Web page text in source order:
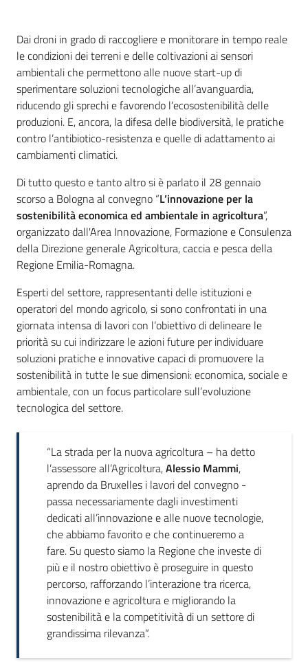
Leggi atti bandi
Piani programmi
progetti
Introduzione
Dai droni in grado di raccogliere e monitorare in tempo reale
le condizioni dei terreni e delle coltivazioni ai sensori
ambientali che permettono alle nuove start-up di
sperimentare soluzioni tecnologiche all’avanguardia,
riducendo gli sprechi e favorendo l’ecosostenibilità delle
produzioni. E, ancora, la difesa delle biodiversità, le pratiche
contro l’antibiotico-resistenza e quelle di adattamento ai
cambiamenti climatici.
Di tutto questo e tanto altro si è parlato il 28 gennaio
scorso a Bologna al convegno “L’innovazione per la
sostenibilità economica ed ambientale in agricoltura”,
organizzato dall'Area Innovazione, Formazione e Consulenza
della Direzione generale Agricoltura, caccia e pesca della
Regione Emilia-Romagna.
Esperti del settore, rappresentanti delle istituzioni e
operatori del mondo agricolo, si sono confrontati in una
giornata intensa di lavori con l’obiettivo di delineare le
priorità su cui indirizzare le azioni future per individuare
soluzioni pratiche e innovative capaci di promuovere la
sostenibilità in tutte le sue dimensioni: economica, sociale e
ambientale, con un focus particolare sull’evoluzione
tecnologica del settore.
“La strada per la nuova agricoltura – ha detto
l’assessore all’Agricoltura,Alessio Mammi,
aprendo da Bruxelles i lavori del convegno -
passa necessariamente dagli investimenti
dedicati all’innovazione e alle nuove tecnologie,
che abbiamo favorito e che continueremo a
fare. Su questo siamo la Regione che investe di
più e il nostro obiettivo è proseguire in questo
percorso, rafforzando l’interazione tra ricerca,
innovazione e agricoltura e migliorando la
sostenibilità e la competitività di un settore di
grandissima rilevanza”.